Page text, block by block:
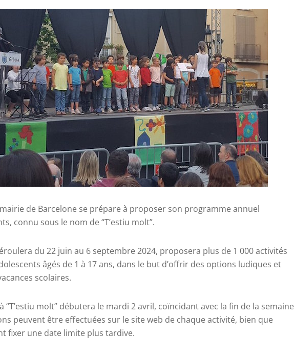
mairie de Barcelone se prépare à proposer son programme annuel
connu sous le nom de “T’estiu molt”.
du 22 juin au 6 septembre 2024, proposera plus de 1 000 activités
âgés de 1 à 17 ans, dans le but d’offrir des options ludiques et
scolaires.
“T’estiu molt” débutera le mardi 2 avril, coïncidant avec la fin de la semaine
peuvent être effectuées sur le site web de chaque activité, bien que
fixer une date limite plus tardive.